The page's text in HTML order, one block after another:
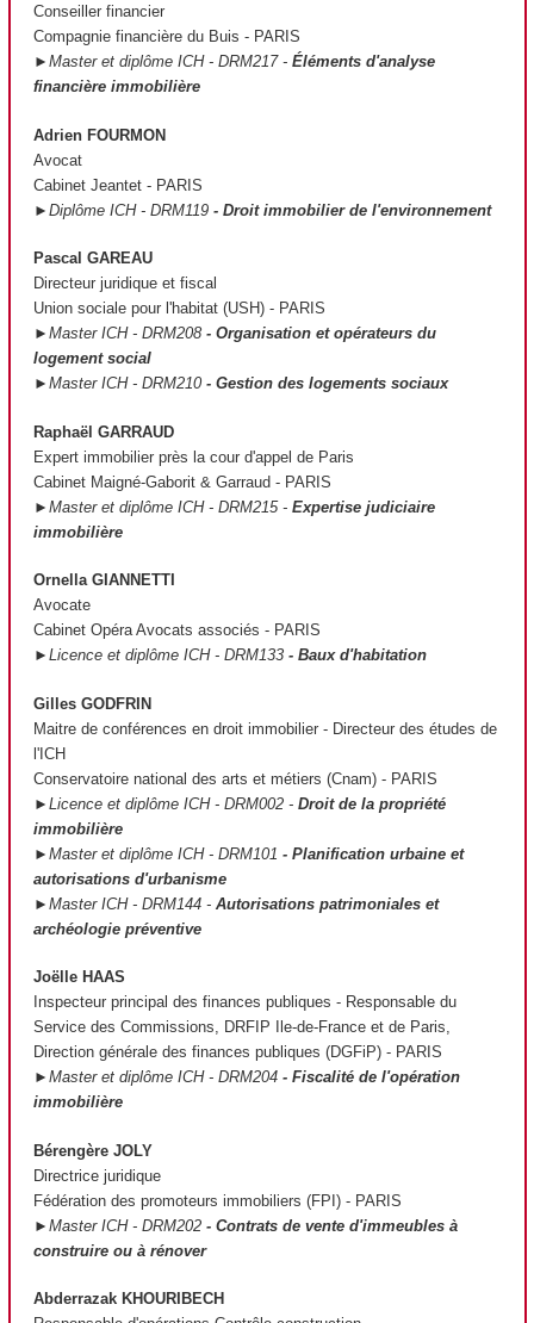
Conseiller financier
Compagnie financière du Buis - PARIS
►Master et diplôme ICH - DRM217 - Éléments d'analyse
financière immobilière
Adrien FOURMON
Avocat
Cabinet Jeantet - PARIS
►Diplôme ICH - DRM119 - Droit immobilier de l'environnement
Pascal GAREAU
Directeur juridique et fiscal
Union sociale pour l'habitat (USH) - PARIS
►Master ICH - DRM208 - Organisation et opérateurs du
logement social
►Master ICH - DRM210 - Gestion des logements sociaux
Raphaël GARRAUD
Expert immobilier près la cour d'appel de Paris
Cabinet Maigné-Gaborit & Garraud - PARIS
►Master et diplôme ICH - DRM215 - Expertise judiciaire
immobilière
Ornella GIANNETTI
Avocate
Cabinet Opéra Avocats associés - PARIS
►Licence et diplôme ICH - DRM133 - Baux d'habitation
Gilles GODFRIN
Maitre de conférences en droit immobilier - Directeur des études de
l'ICH
Conservatoire national des arts et métiers (Cnam) - PARIS
►Licence et diplôme ICH - DRM002 - Droit de la propriété
immobilière
►Master et diplôme ICH - DRM101 - Planification urbaine et
autorisations d'urbanisme
►Master ICH - DRM144 - Autorisations patrimoniales et
archéologie préventive
Joëlle HAAS
Inspecteur principal des finances publiques - Responsable du
Service des Commissions, DRFIP Ile-de-France et de Paris,
Direction générale des finances publiques (DGFiP) - PARIS
►Master et diplôme ICH - DRM204 - Fiscalité de l'opération
immobilière
Bérengère JOLY
Directrice juridique
Fédération des promoteurs immobiliers (FPI) - PARIS
►Master ICH - DRM202 - Contrats de vente d'immeubles à
construire ou à rénover
Abderrazak KHOURIBECH